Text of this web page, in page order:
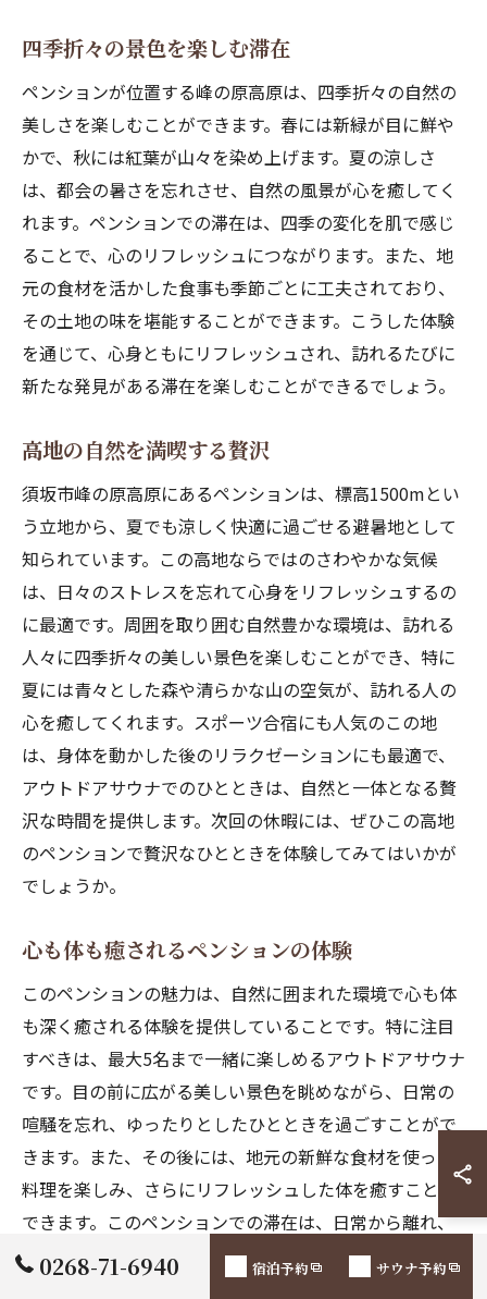
四季折々の景色を楽しむ滞在
ペンションが位置する峰の原高原は、四季折々の自然の
美しさを楽しむことができます。春には新緑が目に鮮や
かで、秋には紅葉が山々を染め上げます。夏の涼しさ
は、都会の暑さを忘れさせ、自然の風景が心を癒してく
れます。ペンションでの滞在は、四季の変化を肌で感じ
ることで、心のリフレッシュにつながります。また、地
元の食材を活かした食事も季節ごとに工夫されており、
その土地の味を堪能することができます。こうした体験
を通じて、心身ともにリフレッシュされ、訪れるたびに
新たな発見がある滞在を楽しむことができるでしょう。
高地の自然を満喫する贅沢
須坂市峰の原高原にあるペンションは、標高1500mとい
う立地から、夏でも涼しく快適に過ごせる避暑地として
知られています。この高地ならではのさわやかな気候
は、日々のストレスを忘れて心身をリフレッシュするの
に最適です。周囲を取り囲む自然豊かな環境は、訪れる
人々に四季折々の美しい景色を楽しむことができ、特に
夏には青々とした森や清らかな山の空気が、訪れる人の
心を癒してくれます。スポーツ合宿にも人気のこの地
は、身体を動かした後のリラクゼーションにも最適で、
アウトドアサウナでのひとときは、自然と一体となる贅
沢な時間を提供します。次回の休暇には、ぜひこの高地
のペンションで贅沢なひとときを体験してみてはいかが
でしょうか。
心も体も癒されるペンションの体験
このペンションの魅力は、自然に囲まれた環境で心も体
も深く癒される体験を提供していることです。特に注目
すべきは、最大5名まで一緒に楽しめるアウトドアサウナ
です。目の前に広がる美しい景色を眺めながら、日常の
喧騒を忘れ、ゆったりとしたひとときを過ごすことがで
きます。また、その後には、地元の新鮮な食材を使った
料理を楽しみ、さらにリフレッシュした体を癒すことが
できます。このペンションでの滞在は、日常から離れ、
自然と調和する贅沢な体験を求める人々にとって、理想
0268-71-6940 宿泊予約 サウナ予約